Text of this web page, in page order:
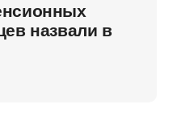
назвали в